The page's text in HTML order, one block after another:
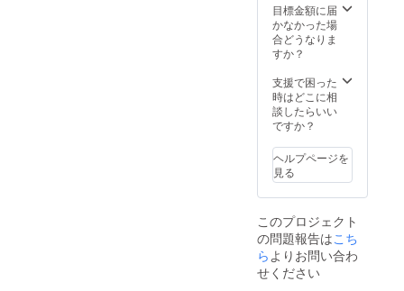
目標金額に届
かなかった場
合どうなりま
すか？
支援で困った
時はどこに相
談したらいい
ですか？
ヘルプページを
見る
このプロジェクト
の問題報告はこち
ら よりお問い合わ
せください